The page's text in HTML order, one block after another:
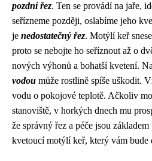
pozdní řez. Ten se provádí na jaře,
seřízneme později, oslabíme jeho
je nedostatečný řez. Motýlí keř
proto se nebojte ho seříznout až o
nových výhonů a bohatší kvetení.
vodou může rostlině spíše uškodit.
vodu o pokojové teplotě. Ačkoliv
stanoviště, v horkých dnech mu
že správný řez a péče jsou
kvetoucí motýlí keř, který vám bude